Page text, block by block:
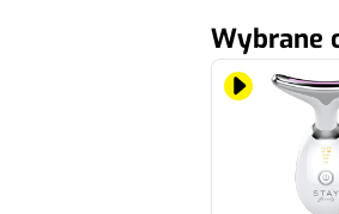
Wybrane